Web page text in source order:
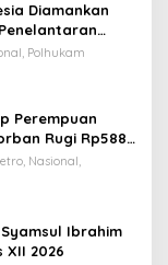
Diamankan
Baru
Polhukam
Perempuan
Rugi Rp588,1
Nasional,
Ibrahim
XII 2026